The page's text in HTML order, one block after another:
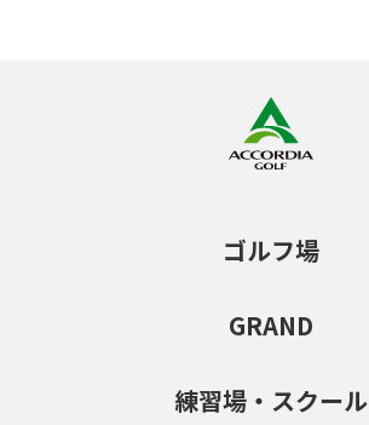
ゴルフ場
GRAND
練習場・スクール